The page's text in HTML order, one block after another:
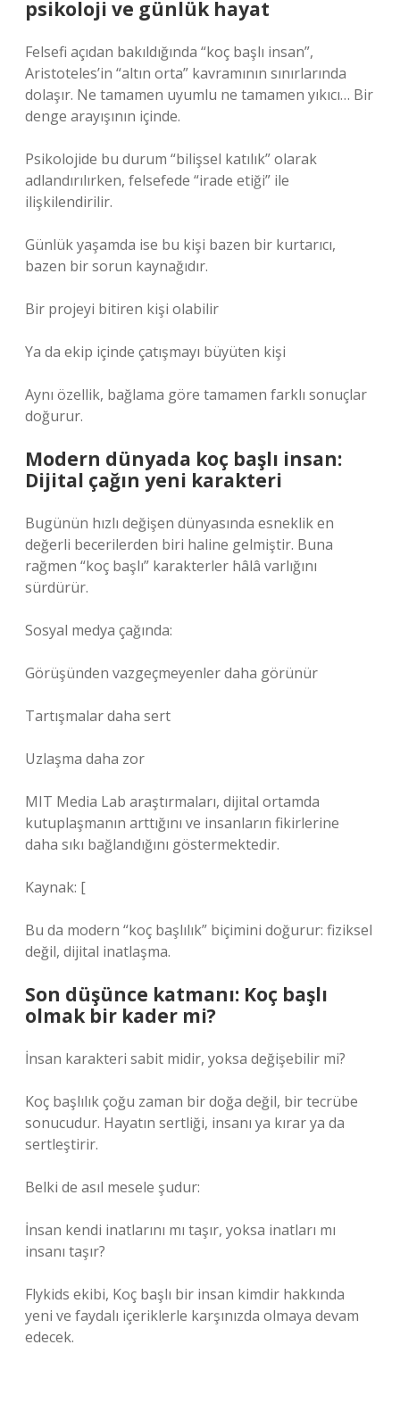
psikoloji ve günlük hayat
Felsefi açıdan bakıldığında “koç başlı insan”,
Aristoteles’in “altın orta” kavramının sınırlarında
dolaşır. Ne tamamen uyumlu ne tamamen yıkıcı… Bir
denge arayışının içinde.
Psikolojide bu durum “bilişsel katılık” olarak
adlandırılırken, felsefede “irade etiği” ile
ilişkilendirilir.
Günlük yaşamda ise bu kişi bazen bir kurtarıcı,
bazen bir sorun kaynağıdır.
Bir projeyi bitiren kişi olabilir
Ya da ekip içinde çatışmayı büyüten kişi
Aynı özellik, bağlama göre tamamen farklı sonuçlar
doğurur.
Modern dünyada koç başlı insan:
Dijital çağın yeni karakteri
Bugünün hızlı değişen dünyasında esneklik en
değerli becerilerden biri haline gelmiştir. Buna
rağmen “koç başlı” karakterler hâlâ varlığını
sürdürür.
Sosyal medya çağında:
Görüşünden vazgeçmeyenler daha görünür
Tartışmalar daha sert
Uzlaşma daha zor
MIT Media Lab araştırmaları, dijital ortamda
kutuplaşmanın arttığını ve insanların fikirlerine
daha sıkı bağlandığını göstermektedir.
Kaynak: [
Bu da modern “koç başlılık” biçimini doğurur: fiziksel
değil, dijital inatlaşma.
Son düşünce katmanı: Koç başlı
olmak bir kader mi?
İnsan karakteri sabit midir, yoksa değişebilir mi?
Koç başlılık çoğu zaman bir doğa değil, bir tecrübe
sonucudur. Hayatın sertliği, insanı ya kırar ya da
sertleştirir.
Belki de asıl mesele şudur:
İnsan kendi inatlarını mı taşır, yoksa inatları mı
insanı taşır?
Flykids ekibi, Koç başlı bir insan kimdir hakkında
yeni ve faydalı içeriklerle karşınızda olmaya devam
edecek.